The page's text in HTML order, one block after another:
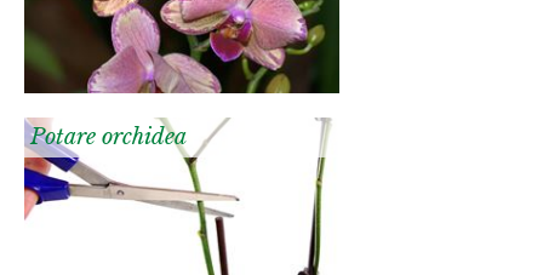
Potare orchidea